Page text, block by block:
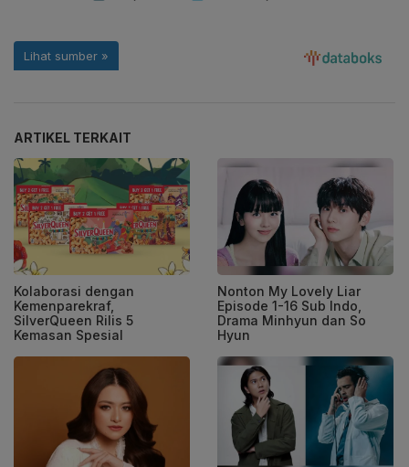
ARTIKEL TERKAIT
Kolaborasi dengan
Kemenparekraf,
SilverQueen Rilis 5
Kemasan Spesial
Nonton My Lovely Liar
Episode 1-16 Sub Indo,
Drama Minhyun dan So
Hyun